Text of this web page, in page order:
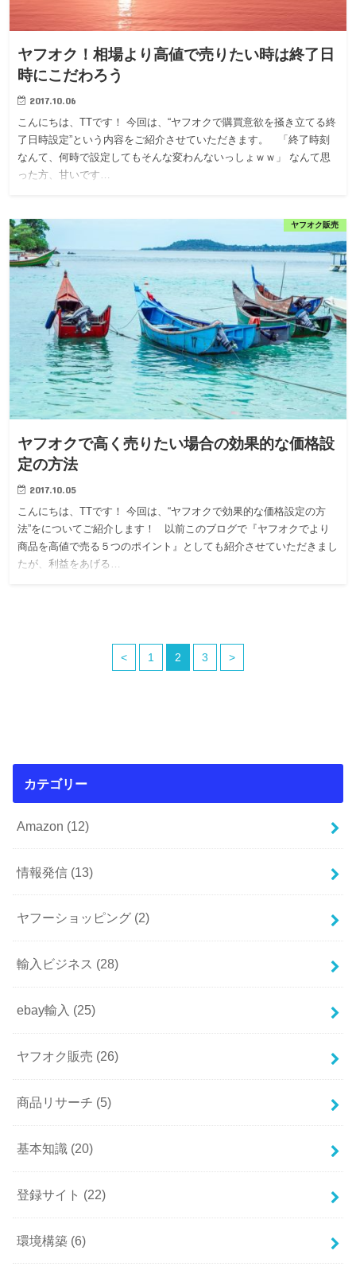
ヤフオク！相場より高値で売りたい時は終了日
時にこだわろう
2017.10.06
こんにちは、TTです！ 今回は、“ヤフオクで購買意欲を掻き立てる終
了日時設定”という内容をご紹介させていただきます。 「終了時刻
なんて、何時で設定してもそんな変わんないっしょｗｗ」 なんて思
った方、甘いです…
ヤフオク販売
ヤフオクで高く売りたい場合の効果的な価格設
定の方法
2017.10.05
こんにちは、TTです！ 今回は、“ヤフオクで効果的な価格設定の方
法”をについてご紹介します！ 以前このブログで『ヤフオクでより
商品を高値で売る５つのポイント』としても紹介させていただきまし
たが、利益をあげる…
< 1 2 3 >
カテゴリー
Amazon (12)
情報発信 (13)
ヤフーショッピング (2)
輸入ビジネス (28)
ebay輸入 (25)
ヤフオク販売 (26)
商品リサーチ (5)
基本知識 (20)
登録サイト (22)
環境構築 (6)